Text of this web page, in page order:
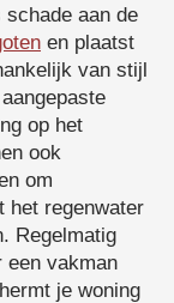
schade aan de
en plaatst
van stijl
op het
ook
om
het regenwater
Regelmatig
een vakman
je woning